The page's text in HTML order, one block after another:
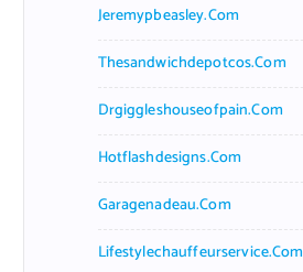
Jeremypbeasley.com
Thesandwichdepotcos.com
Drgiggleshouseofpain.com
Hotflashdesigns.com
Garagenadeau.com
Lifestylechauffeurservice.com